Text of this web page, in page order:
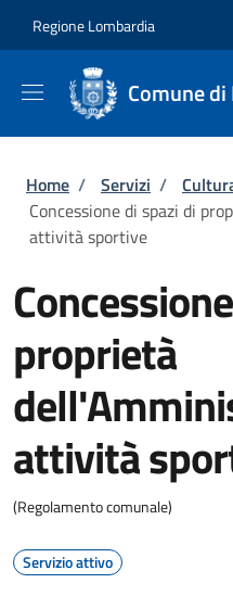
Regione Lombardia
Comune
Briciole di
Home / Servizi /
Concessione di spazi di
attività sportive
proprietà
attività
(Regolamento comunale)
Servizio attivo